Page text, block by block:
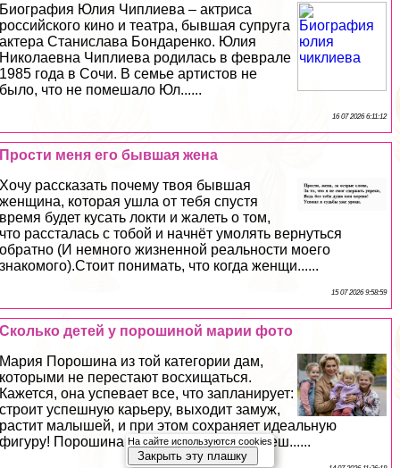
Биография Юлия Чиплиева – актриса
российского кино и театра, бывшая супруга
актера Станислава Бондаренко. Юлия
Николаевна Чиплиева родилась в феврале
1985 года в Сочи. В семье артистов не
было, что не помешало Юл......
16 07 2026 6:11:12
Прости меня его бывшая жена
Хочу рассказать почему твоя бывшая
женщина, которая ушла от тебя спустя
время будет кусать локти и жалеть о том,
что рассталась с тобой и начнёт умолять вернуться
обратно (И немного жизненной реальности моего
знакомого).Стоит понимать, что когда женщи......
15 07 2026 9:58:59
Сколько детей у порошиной марии фото
Мария Порошина из той категории дам,
которыми не перестают восхищаться.
Кажется, она успевает все, что запланирует:
строит успешную карьеру, выходит замуж,
растит малышей, и при этом сохраняет идеальную
фигуру! Порошина одна из немногих успеш......
На сайте используются cookies
Закрыть эту плашку